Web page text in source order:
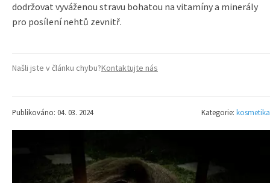
dodržovat vyváženou stravu bohatou na vitamíny a minerály
pro posílení nehtů zevnitř.
Našli jste v článku chybu?Kontaktujte nás
Publikováno: 04. 03. 2024 Kategorie: kosmetika